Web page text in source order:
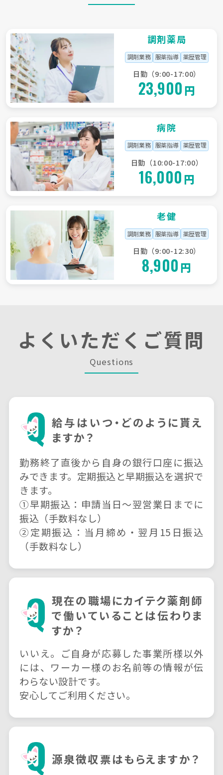
調剤薬局
調剤業務 服薬指導 薬歴管理
日勤（9:00-17:00）
23,900円
病院
調剤業務 服薬指導 薬歴管理
日勤（10:00-17:00）
16,000円
老健
調剤業務 服薬指導 薬歴管理
日勤（9:00-12:30）
8,900円
よくいただくご質問
Questions
給与はいつ・どのように貰え
ますか？
勤務終了直後から自身の銀行口座に振込
みできます。定期振込と早期振込を選択で
きます。
①早期振込：申請当日〜翌営業日までに
振込（手数料なし）
②定期振込：当月締め・翌月15日振込
（手数料なし）
現在の職場にカイテク薬剤師
で働いていることは伝わりま
すか？
いいえ。ご自身が応募した事業所様以外
には、ワーカー様のお名前等の情報が伝
わらない設計です。
安心してご利用ください。
源泉徴収票はもらえますか？